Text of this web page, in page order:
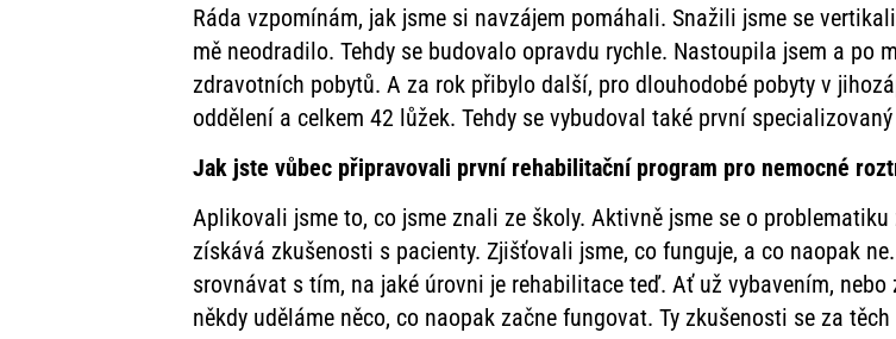
Ráda vzpomínám, jak jsme si navzájem pomáhali. Snažili jsme se
mě neodradilo. Tehdy se budovalo opravdu rychle. Nastoupila jsem a po
zdravotních pobytů. A za rok přibylo další, pro dlouhodobé pobyty v
oddělení a celkem 42 lůžek. Tehdy se vybudoval také první
Jak jste vůbec připravovali první rehabilitační program pro nemocné
Aplikovali jsme to, co jsme znali ze školy. Aktivně jsme se o
získává zkušenosti s pacienty. Zjišťovali jsme, co funguje, a co naopak
srovnávat s tím, na jaké úrovni je rehabilitace teď. Ať už vybavením,
někdy uděláme něco, co naopak začne fungovat. Ty zkušenosti se za